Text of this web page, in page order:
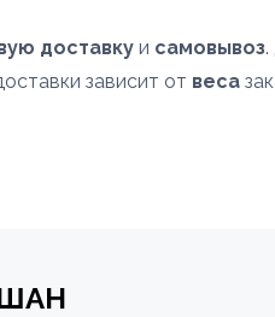
доставку и самовывоз.
зависит от веса